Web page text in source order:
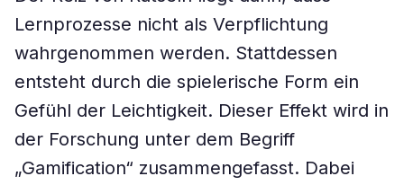
Lernprozesse nicht als Verpflichtung
wahrgenommen werden. Stattdessen
entsteht durch die spielerische Form ein
Gefühl der Leichtigkeit. Dieser Effekt wird in
der Forschung unter dem Begriff
„Gamification“ zusammengefasst. Dabei